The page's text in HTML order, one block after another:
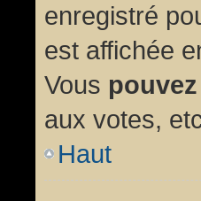
enregistré
est affichée
Vous pouvez
aux votes,
Haut